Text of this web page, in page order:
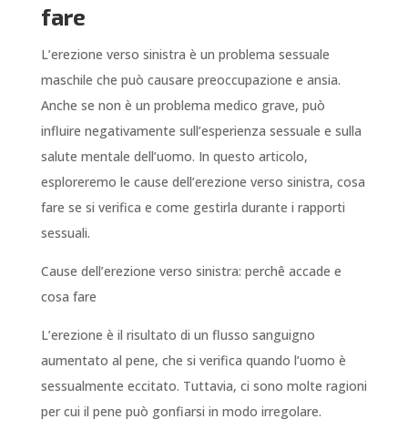
fare
L’erezione verso sinistra è un problema sessuale
maschile che può causare preoccupazione e ansia.
Anche se non è un problema medico grave, può
influire negativamente sull’esperienza sessuale e sulla
salute mentale dell’uomo. In questo articolo,
esploreremo le cause dell’erezione verso sinistra, cosa
fare se si verifica e come gestirla durante i rapporti
sessuali.
Cause dell’erezione verso sinistra: perchê accade e
cosa fare
L’erezione è il risultato di un flusso sanguigno
aumentato al pene, che si verifica quando l’uomo è
sessualmente eccitato. Tuttavia, ci sono molte ragioni
per cui il pene può gonfiarsi in modo irregolare.